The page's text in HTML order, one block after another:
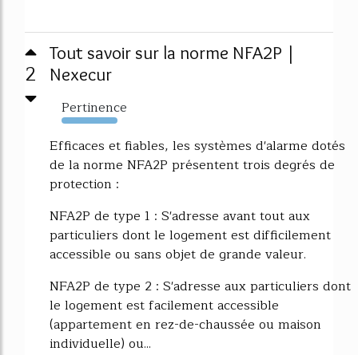
2
Tout savoir sur la norme NFA2P |
Nexecur
Pertinence
3863%
Efficaces et fiables, les systèmes d'alarme dotés
de la norme NFA2P présentent trois degrés de
protection :
NFA2P de type 1 : S'adresse avant tout aux
particuliers dont le logement est difficilement
accessible ou sans objet de grande valeur.
NFA2P de type 2 : S'adresse aux particuliers dont
le logement est facilement accessible
(appartement en rez-de-chaussée ou maison
individuelle) ou...